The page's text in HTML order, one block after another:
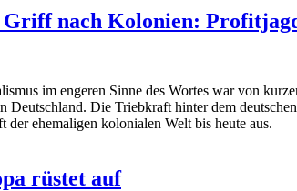
Griff nach Kolonien:
im engeren Sinne des Wortes war von
Deutschland. Die Triebkraft hinter dem
der ehemaligen kolonialen Welt bis heute aus.
rüstet auf